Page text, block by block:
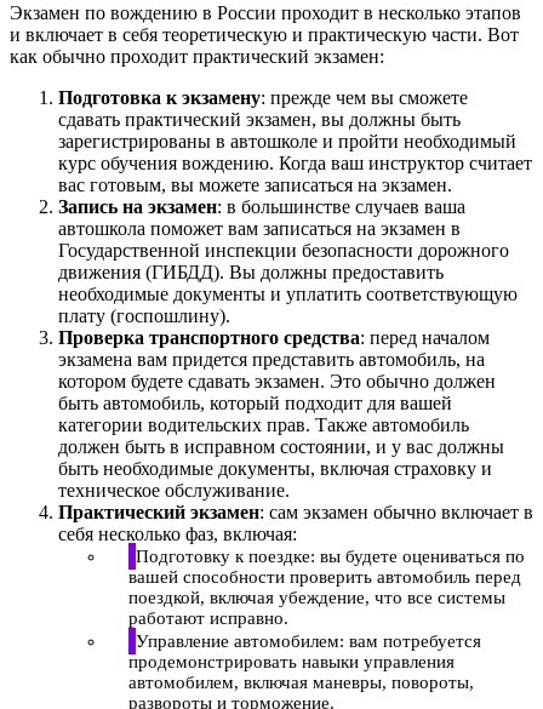
Экзамен по вождению в России проходит в несколько этапов
и включает в себя теоретическую и практическую части. Вот
как обычно проходит практический экзамен:
Подготовка к экзамену: прежде чем вы сможете
сдавать практический экзамен, вы должны быть
зарегистрированы в автошколе и пройти необходимый
курс обучения вождению. Когда ваш инструктор считает
вас готовым, вы можете записаться на экзамен.
Запись на экзамен: в большинстве случаев ваша
автошкола поможет вам записаться на экзамен в
Государственной инспекции безопасности дорожного
движения (ГИБДД). Вы должны предоставить
необходимые документы и уплатить соответствующую
плату (госпошлину).
Проверка транспортного средства: перед началом
экзамена вам придется представить автомобиль, на
котором будете сдавать экзамен. Это обычно должен
быть автомобиль, который подходит для вашей
категории водительских прав. Также автомобиль
должен быть в исправном состоянии, и у вас должны
быть необходимые документы, включая страховку и
техническое обслуживание.
Практический экзамен: сам экзамен обычно включает в
себя несколько фаз, включая:
Подготовку к поездке: вы будете оцениваться по
вашей способности проверить автомобиль перед
поездкой, включая убеждение, что все системы
работают исправно.
Управление автомобилем: вам потребуется
продемонстрировать навыки управления
автомобилем, включая маневры, повороты,
развороты и торможение.